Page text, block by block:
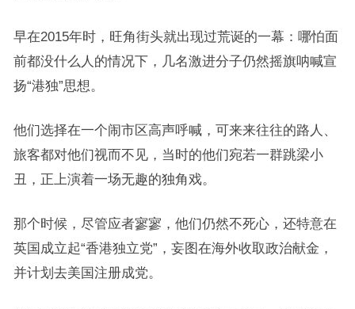
早在2015年时，旺角街头就出现过荒诞的一幕：哪怕面
前都没什么人的情况下，几名激进分子仍然摇旗呐喊宣
扬“港独”思想。
他们选择在一个闹市区高声呼喊，可来来往往的路人、
旅客都对他们视而不见，当时的他们宛若一群跳梁小
丑，正上演着一场无趣的独角戏。
那个时候，尽管应者寥寥，他们仍然不死心，还特意在
英国成立起“香港独立党”，妄图在海外收取政治献金，
并计划去美国注册成党。